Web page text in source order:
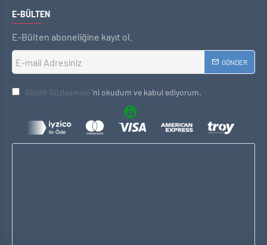
E-BÜLTEN
E-Bülten aboneliğine kayıt ol.
GÖNDER
Gizlilik Sözleşmesi 'ni okudum ve kabul ediyorum.